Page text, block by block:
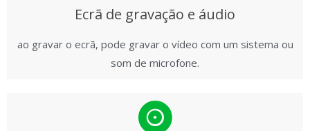
Ecrã de gravação e áudio
ao gravar o ecrã, pode gravar o vídeo com um sistema ou
som de microfone.